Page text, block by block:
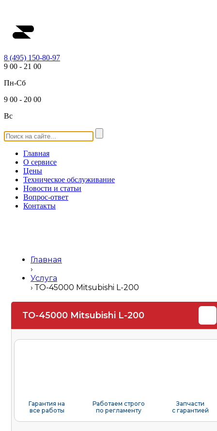
8 (495) 150-80-97
9 00 - 21 00
Пн-Сб
9 00 - 20 00
Вс
Главная
О сервисе
Цены
Техническое обслуживание
Новости и статьи
Вопрос-ответ
Контакты
Главная
›
Услуга
›ТО-45000 Mitsubishi L-200
ТО-45000 Mitsubishi L-200
Гарантия на
все работы
Работаем строго
по регламенту
Запчасти
с гарантией